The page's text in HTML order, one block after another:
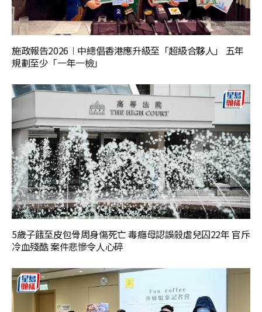
施政報告2026︱中總倡香港應升級至「超級合夥人」 五年
規劃至少「一年一檢」
5歲子餓至皮包骨周身傷死亡 毒癮母認誤殺虐兒囚22年 官斥
冷血殘酷 案件悲慘令人心碎